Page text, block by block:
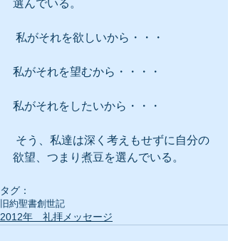
選んでいる。
私がそれを欲しいから・・・
私がそれを望むから・・・・
私がそれをしたいから・・・
欲望、つまり煮豆を選んでいる。
タグ：
旧約聖書創世記
2012年 礼拝メッセージ